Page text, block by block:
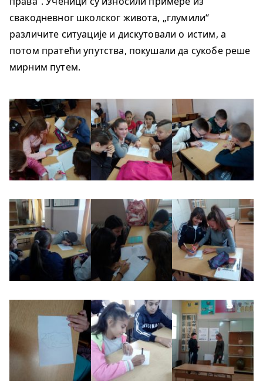
свакодневног школског живота, „глумили“
различите ситуације и дискутовали о истим, а
потом пратећи упутства, покушали да сукобе реше
мирним путем.